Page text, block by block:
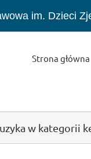
im. Dzieci
Strona główna
w kategorii